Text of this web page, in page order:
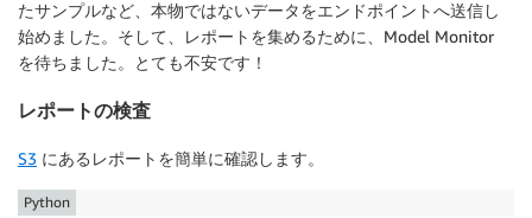
          }, {
            "lower_bound" : 280.64,
            "upper_bound" : 315.72,
          }, {
            "upper_bound" : 350.8,
            "count" : 10.0
たサンプルなど、本物ではないデータをエンドポイントへ送信し
始めました。そして、レポートを集めるために、Model Monitor
を待ちました。とても不安です！
レポートの検査
S3 にあるレポートを簡単に確認します。
Python